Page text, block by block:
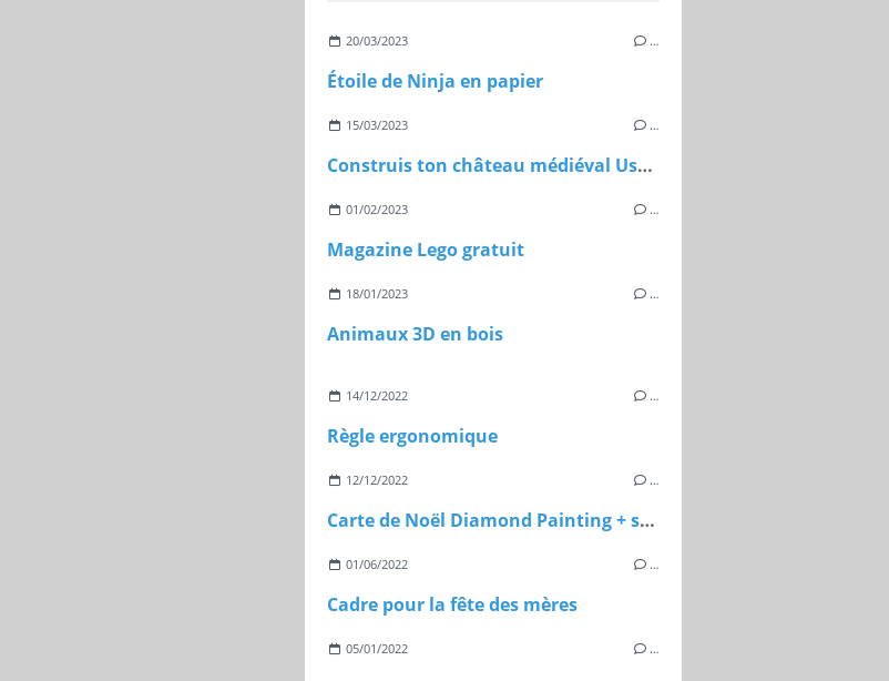
20/03/2023 …
Étoile de Ninja en papier
15/03/2023 …
Construis ton château médiéval Usborne
01/02/2023 …
Magazine Lego gratuit
18/01/2023 …
Animaux 3D en bois
14/12/2022 …
Règle ergonomique
12/12/2022 …
Carte de Noël Diamond Painting + support à chocolat pour le maître de Jules
01/06/2022 …
Cadre pour la fête des mères
05/01/2022 …